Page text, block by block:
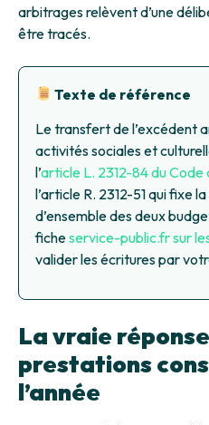
arbitrages relèvent d’une
être tracés.
Texte de référence
Le transfert de l’excédent
activités sociales et
l’article L. 2312-84 du Code
l’article R. 2312-51 qui fixe
d’ensemble des deux
ficheservice-public.fr sur
valider les écritures par
La vraie
prestations
l’année